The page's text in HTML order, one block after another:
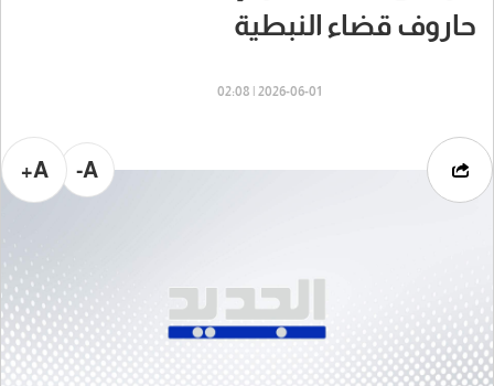
حاروف قضاء النبطية
2026-06-01 | 02:08
A-
A+